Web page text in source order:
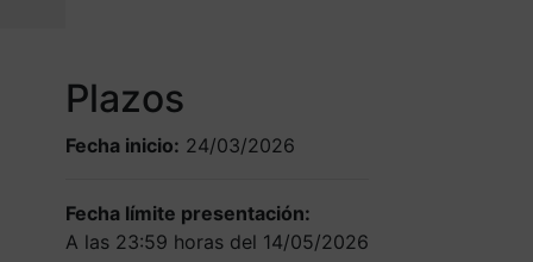
Plazos
Fecha inicio: 24/03/2026
Fecha límite presentación:
A las 23:59 horas del 14/05/2026